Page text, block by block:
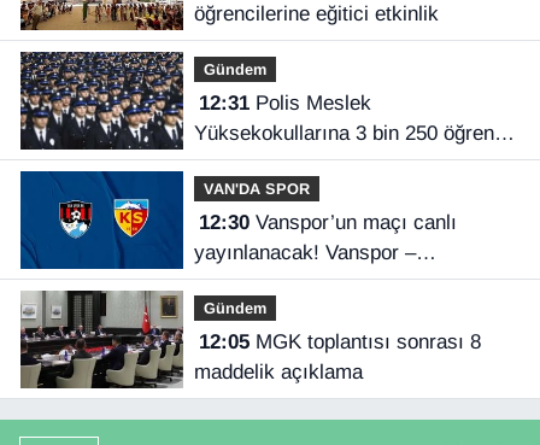
öğrencilerine eğitici etkinlik
Gündem
12:31Polis Meslek
Yüksekokullarına 3 bin 250 öğrenci
alınacak
VAN'DA SPOR
12:30Vanspor’un maçı canlı
yayınlanacak! Vanspor –
Kayserispor maçı hangi kanalda,
saat kaçta?
Gündem
12:05MGK toplantısı sonrası 8
maddelik açıklama